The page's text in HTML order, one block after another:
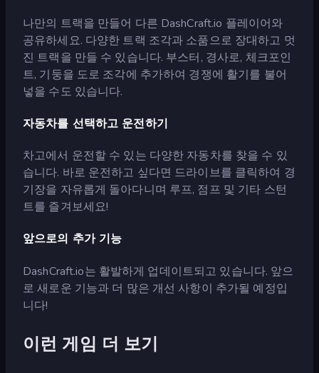
나만의 트랙을 만들어 다른 DashCraft.io 플레이어와
공유하세요. 다양한 트랙 조각과 소품으로 장대하고 멋
진 트랙을 만들 수 있습니다. 부스터, 경사로, 체크포인
트, 기둥을 도로 조각에 추가하여 경쟁에 활기를 불어
넣을 수도 있습니다.
자동차를 선택하고 운전하기
차고에서 운전할 수 있는 다양한 자동차를 찾을 수 있
습니다. 바로 운전하고 싶다면 드라이브를 클릭하여 경
기장을 자유롭게 돌아다니며 루프, 점프 및 기타 스턴
트를 즐겨보세요!
앞으로의 추가 기능
DashCraft.io는 활발하게 업데이트되고 있습니다. 앞으
로 새로운 기능과 더 많은 개선 사항이 추가될 예정입
니다!
이런 게임 더 보기